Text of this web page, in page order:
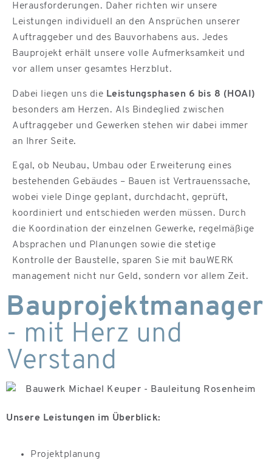
Herausforderungen. Daher richten wir unsere
Leistungen individuell an den Ansprüchen unserer
Auftraggeber und des Bauvorhabens aus. Jedes
Bauprojekt erhält unsere volle Aufmerksamkeit und
vor allem unser gesamtes Herzblut.
Dabei liegen uns die Leistungsphasen 6 bis 8 (HOAI)
besonders am Herzen. Als Bindeglied zwischen
Auftraggeber und Gewerken stehen wir dabei immer
an Ihrer Seite.
Egal, ob Neubau, Umbau oder Erweiterung eines
bestehenden Gebäudes – Bauen ist Vertrauenssache,
wobei viele Dinge geplant, durchdacht, geprüft,
koordiniert und entschieden werden müssen. Durch
die Koordination der einzelnen Gewerke, regelmäßige
Absprachen und Planungen sowie die stetige
Kontrolle der Baustelle, sparen Sie mit bauWERK
management nicht nur Geld, sondern vor allem Zeit.
Bauprojektmanager
- mit Herz und
Verstand
Unsere Leistungen im Überblick:
Projektplanung